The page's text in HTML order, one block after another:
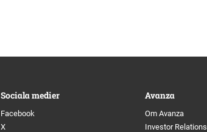
Sociala medier
Facebook
X
Avanza
Om Avanza
Investor Relations